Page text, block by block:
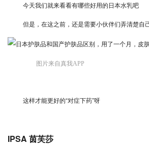
今天我们就来看看有哪些好用的日本水乳吧
但是，在这之前，还是需要小伙伴们弄清楚自
图片来自真我APP
这样才能更好的“对症下药”呀
IPSA 茵芙莎